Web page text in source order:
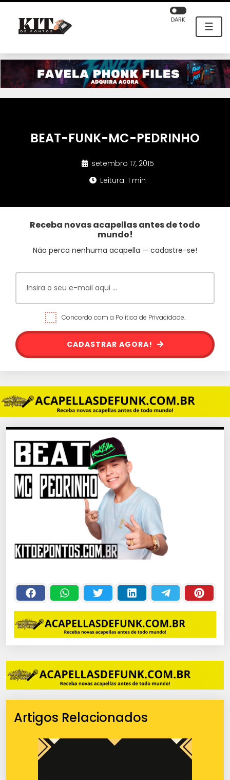
☰
DARK
BEAT-FUNK-MC-PEDRINHO
setembro 17, 2015
Leitura: 1 min
Receba novas acapellas antes de todo
mundo!
Não perca nenhuma acapella — cadastre-se!
Concordo com a Política de Privacidade.
CADASTRAR AGORA!
Artigos Relacionados